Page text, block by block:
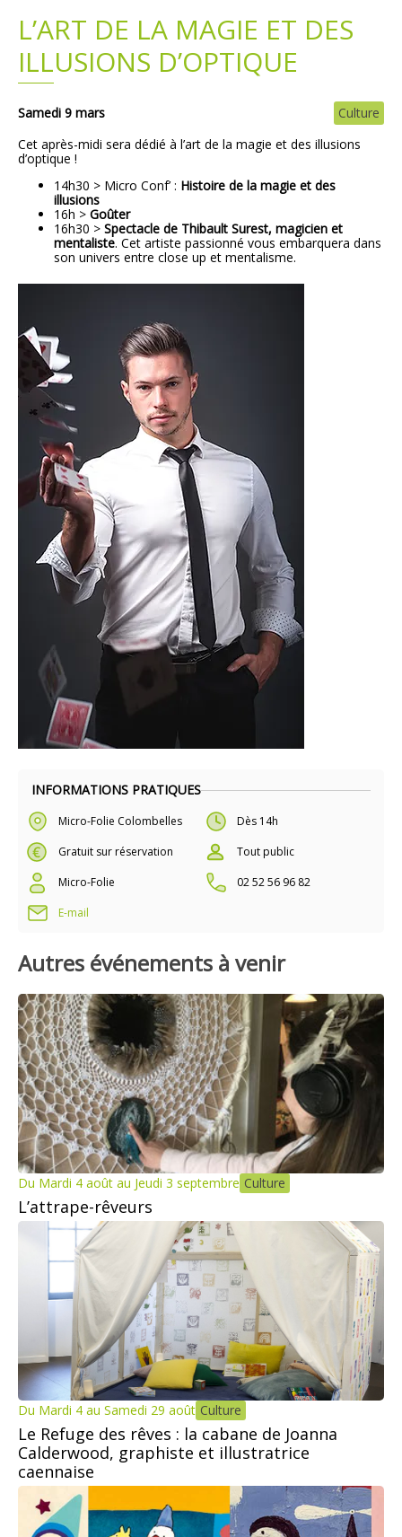
INFORMATIONS PRATIQUES
Micro-Folie Colombelles
Dès 14h
Gratuit sur réservation
Tout public
Micro-Folie
02 52 56 96 82
E-mail
L’ART DE LA MAGIE ET DES
ILLUSIONS D’OPTIQUE
Samedi 9 mars
Culture
Cet après-midi sera dédié à l’art de la magie et des illusions
d’optique !
14h30 > Micro Conf’ : Histoire de la magie et des
illusions
16h > Goûter
16h30 > Spectacle de Thibault Surest, magicien et
mentaliste. Cet artiste passionné vous embarquera dans
son univers entre close up et mentalisme.
Autres événements à venir
Du Mardi 4 août au Jeudi 3 septembre Culture
L’attrape-rêveurs
Du Mardi 4 au Samedi 29 août Culture
Le Refuge des rêves : la cabane de Joanna
Calderwood, graphiste et illustratrice
caennaise
Plans
Demandes légales
Emploi
Marchés publics
Grands projets